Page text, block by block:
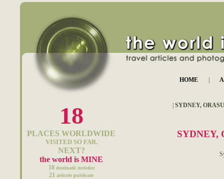
HOME
18
PLACES WORLDWIDE
VISITED SO FAR.
NEXT?
the world is MINE
18destinatii turistice
21 articole publicate
SYDNEY,
SYDNEY,